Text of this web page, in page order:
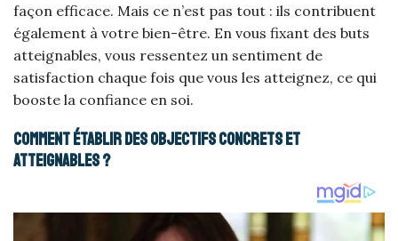
façon efficace. Mais ce n’est pas tout : ils contribuent
également à votre bien-être. En vous fixant des buts
atteignables, vous ressentez un sentiment de
satisfaction chaque fois que vous les atteignez, ce qui
booste la confiance en soi.
Comment établir des objectifs concrets et
atteignables ?